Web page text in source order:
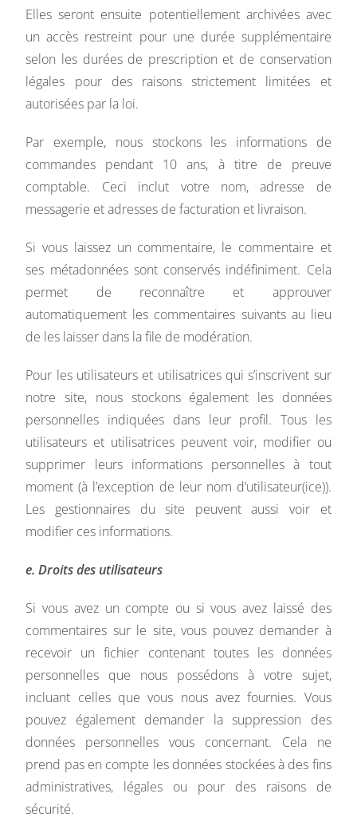
Elles seront ensuite potentiellement archivées avec
un accès restreint pour une durée supplémentaire
selon les durées de prescription et de conservation
légales pour des raisons strictement limitées et
autorisées par la loi.
Par exemple, nous stockons les informations de
commandes pendant 10 ans, à titre de preuve
comptable. Ceci inclut votre nom, adresse de
messagerie et adresses de facturation et livraison.
Si vous laissez un commentaire, le commentaire et
ses métadonnées sont conservés indéfiniment. Cela
permet de reconnaître et approuver
automatiquement les commentaires suivants au lieu
de les laisser dans la file de modération.
Pour les utilisateurs et utilisatrices qui s’inscrivent sur
notre site, nous stockons également les données
personnelles indiquées dans leur profil. Tous les
utilisateurs et utilisatrices peuvent voir, modifier ou
supprimer leurs informations personnelles à tout
moment (à l’exception de leur nom d’utilisateur(ice)).
Les gestionnaires du site peuvent aussi voir et
modifier ces informations.
e. Droits des utilisateurs
Si vous avez un compte ou si vous avez laissé des
commentaires sur le site, vous pouvez demander à
recevoir un fichier contenant toutes les données
personnelles que nous possédons à votre sujet,
incluant celles que vous nous avez fournies. Vous
pouvez également demander la suppression des
données personnelles vous concernant. Cela ne
prend pas en compte les données stockées à des fins
administratives, légales ou pour des raisons de
sécurité.